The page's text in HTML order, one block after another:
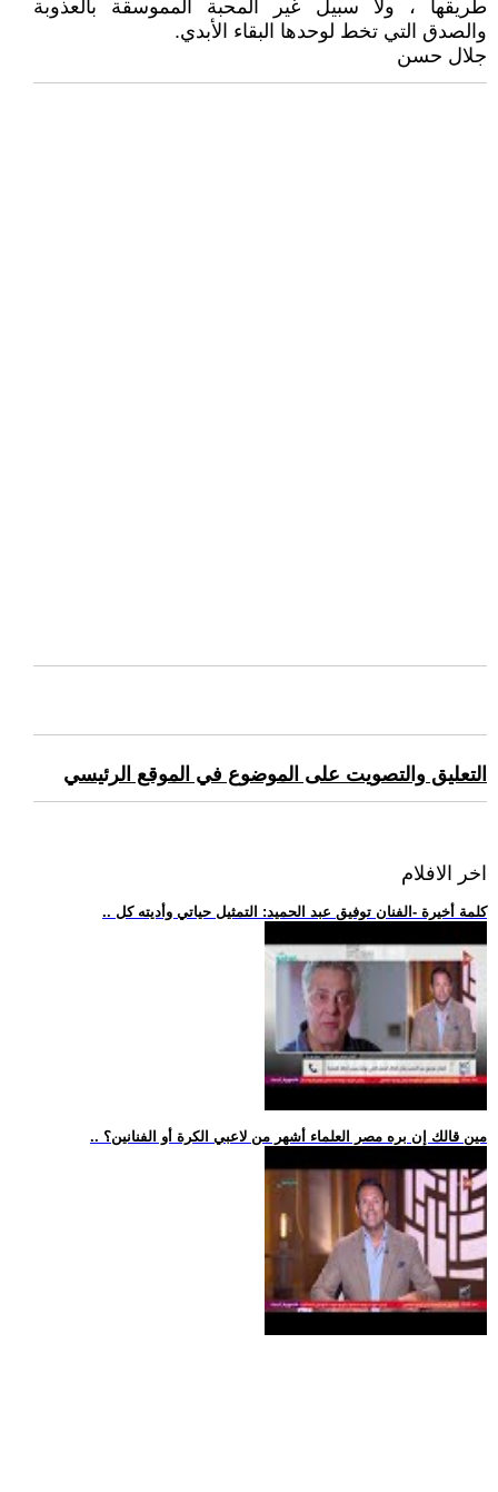
طريقها ، ولا سبيل غير المحبة المموسقة بالعذوبة
والصدق التي تخط لوحدها البقاء الأبدي.
جلال حسن
التعليق والتصويت على الموضوع في الموقع الرئيسي
اخر الافلام
.. كلمة أخيرة -الفنان توفيق عبد الحميد: التمثيل حياتي وأديته كل
.. مين قالك إن بره مصر العلماء أشهر من لاعبي الكرة أو الفنانين؟